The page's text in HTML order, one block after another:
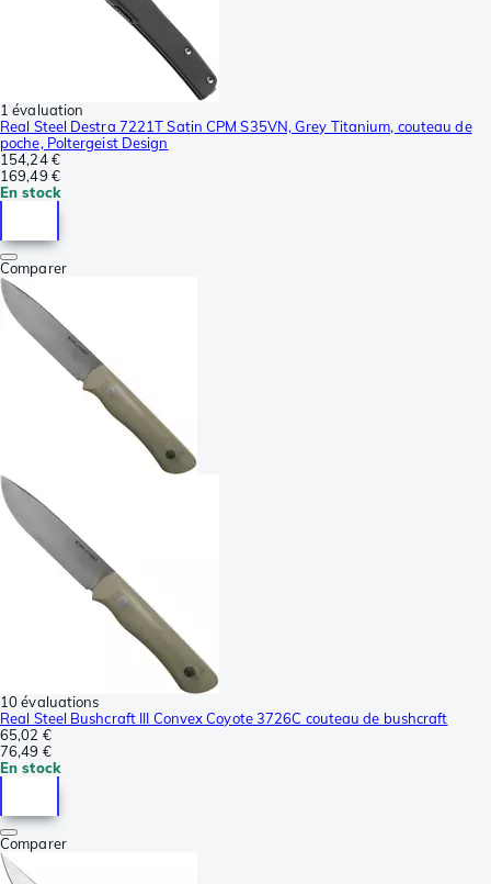
1 évaluation
Real Steel Destra 7221T Satin CPM S35VN, Grey Titanium, couteau de
poche, Poltergeist Design
154,24 €
169,49 €
En stock
Comparer
10 évaluations
Real Steel Bushcraft III Convex Coyote 3726C couteau de bushcraft
65,02 €
76,49 €
En stock
Comparer